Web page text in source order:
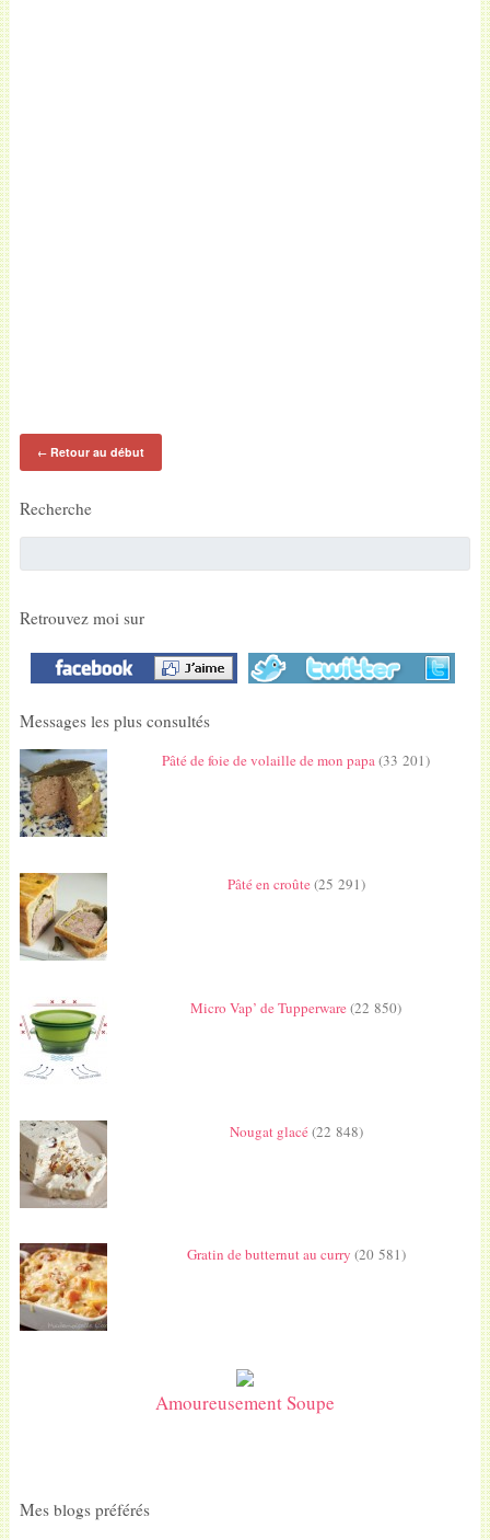
←Retour au début
Recherche
Retrouvez moi sur
Messages les plus consultés
Pâté de foie de volaille de mon papa(33 201)
Pâté en croûte(25 291)
Micro Vap’ de Tupperware(22 850)
Nougat glacé(22 848)
Gratin de butternut au curry (20 581)
Amoureusement Soupe
Mes blogs préférés